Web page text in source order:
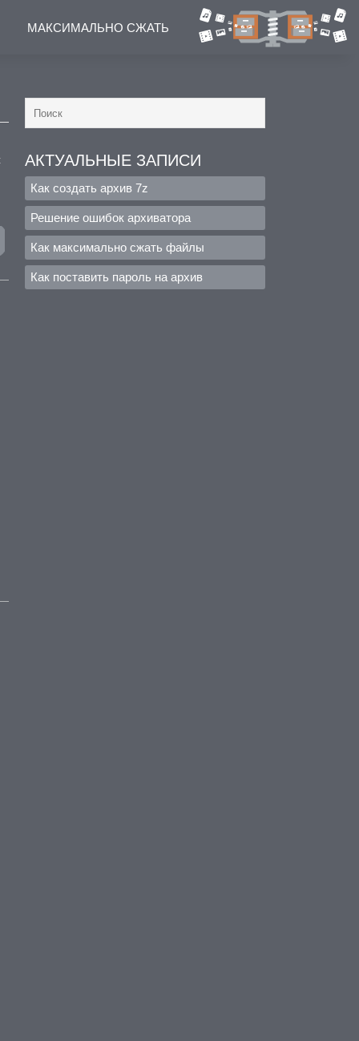
МАКСИМАЛЬНО СЖАТЬ
АКТУАЛЬНЫЕ ЗАПИСИ
Как создать архив 7z
Решение ошибок архиватора
Как максимально сжать файлы
Как поставить пароль на архив